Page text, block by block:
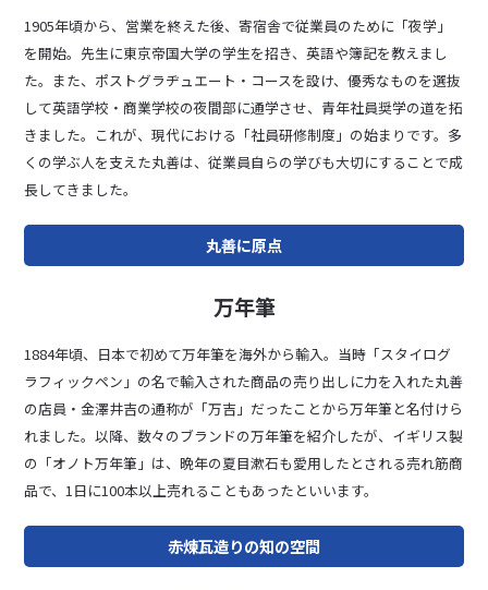
1905年頃から、営業を終えた後、寄宿舎で従業員のために「夜学」
を開始。先⽣に東京帝国⼤学の学⽣を招き、英語や簿記を教えまし
た。また、ポストグラヂュエート・コースを設け、優秀なものを選抜
して英語学校・商業学校の夜間部に通学させ、⻘年社員奨学の道を拓
きました。これが、現代における「社員研修制度」の始まりです。多
くの学ぶ⼈を⽀えた丸善は、従業員⾃らの学びも⼤切にすることで成
⻑してきました。
丸善に原点
万年筆
1884年頃、⽇本で初めて万年筆を海外から輸⼊。当時「スタイログ
ラフィックペン」の名で輸⼊された商品の売り出しに⼒を⼊れた丸善
の店員・⾦澤井吉の通称が「万吉」だったことから万年筆と名付けら
れました。以降、数々のブランドの万年筆を紹介したが、イギリス製
の「オノト万年筆」は、晩年の夏⽬漱⽯も愛⽤したとされる売れ筋商
品で、1⽇に100本以上売れることもあったといいます。
赤煉瓦造りの知の空間